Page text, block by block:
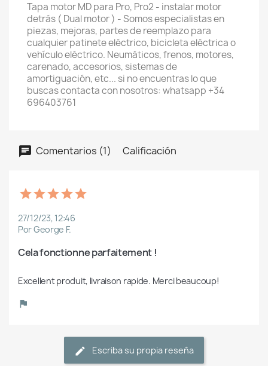
Tapa motor MD para Pro, Pro2 - instalar motor
detrás ( Dual motor ) - Somos especialistas en
piezas, mejoras, partes de reemplazo para
cualquier patinete eléctrico, bicicleta eléctrica o
vehículo eléctrico. Neumáticos, frenos, motores,
carenado, accesorios, sistemas de
amortiguación, etc... si no encuentras lo que
buscas contacta con nosotros: whatsapp +34
696403761
Comentarios (1) Calificación
27/12/23, 12:46
Por George F.
Cela fonctionne parfaitement !
Excellent produit, livraison rapide. Merci beaucoup!
Escriba su propia reseña